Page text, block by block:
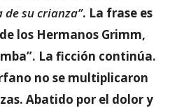
su crianza”. La frase es
los Hermanos Grimm,
La ficción continúa.
no se multiplicaron
Abatido por el dolor y